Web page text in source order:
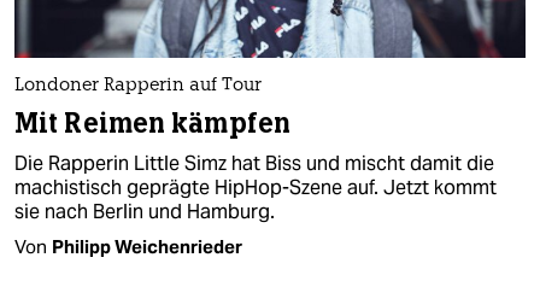
Londoner Rapperin auf Tour
Mit Reimen kämpfen
Die Rapperin Little Simz hat Biss und mischt damit die
machistisch geprägte HipHop-Szene auf. Jetzt kommt
sie nach Berlin und Hamburg.
Von Philipp Weichenrieder